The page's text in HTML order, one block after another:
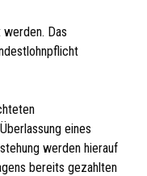
Das
eines
werden hierauf
bereits gezahlten